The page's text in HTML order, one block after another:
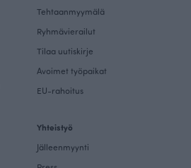
Tehtaanmyymälä
Ryhmävierailut
Tilaa uutiskirje
Avoimet työpaikat
EU-rahoitus
Yhteistyö
Jälleenmyynti